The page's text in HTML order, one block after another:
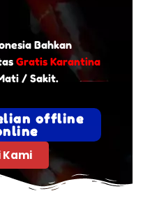
Bahkan
Gratis Karantina
/ Sakit.
offline
Kami